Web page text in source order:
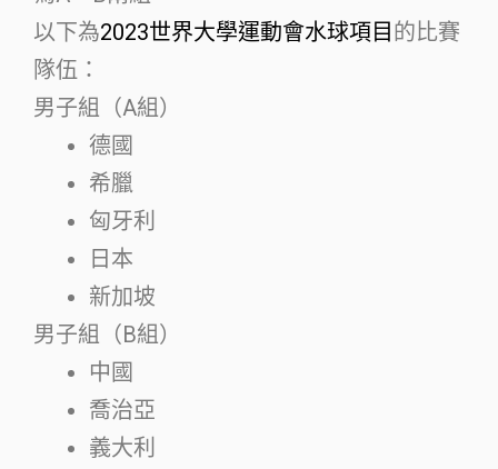
以下為2023世界大學運動會水球項目 的比賽
隊伍：
男子組（A組）
德國
希臘
匈牙利
日本
新加坡
男子組（B組）
中國
喬治亞
義大利